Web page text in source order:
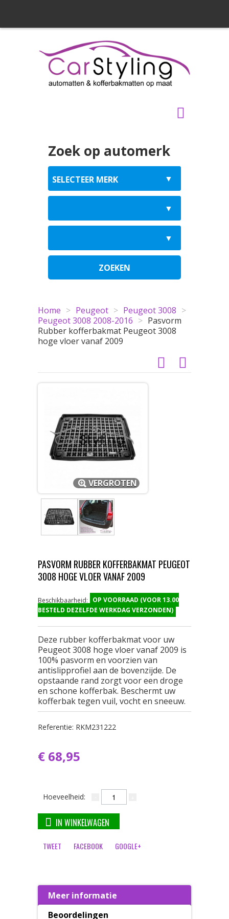
Zoek op automerk
ZOEKEN
Home > Peugeot > Peugeot 3008 >
Peugeot 3008 2008-2016 > Pasvorm
Rubber kofferbakmat Peugeot 3008
hoge vloer vanaf 2009
VERGROTEN
PASVORM RUBBER KOFFERBAKMAT PEUGEOT
3008 HOGE VLOER VANAF 2009
Beschikbaarheid:
OP VOORRAAD (VOOR 13.00
BESTELD DEZELFDE WERKDAG VERZONDEN)
Deze rubber kofferbakmat voor uw
Peugeot 3008 hoge vloer vanaf 2009 is
100% pasvorm en voorzien van
antislipprofiel aan de bovenzijde. De
opstaande rand zorgt voor een droge
en schone kofferbak. Beschermt uw
kofferbak tegen vuil, vocht en sneeuw.
Referentie: RKM231222
€ 68,95
Hoeveelheid:
IN WINKELWAGEN
TWEET FACEBOOK GOOGLE+
Meer informatie
Beoordelingen